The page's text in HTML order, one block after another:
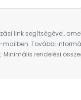
link segítségével,
mailben. További
. Minimális rendelési